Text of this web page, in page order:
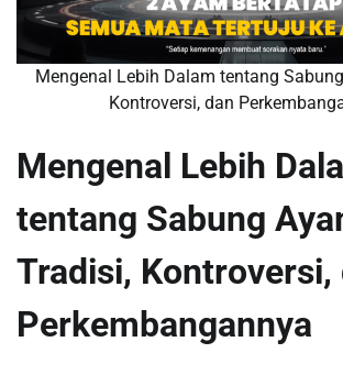
Mengenal Lebih Dalam tentang
Kontroversi, dan
Mengenal Lebih
tentang Sabung
Tradisi, Kontroversi,
Perkembangannya